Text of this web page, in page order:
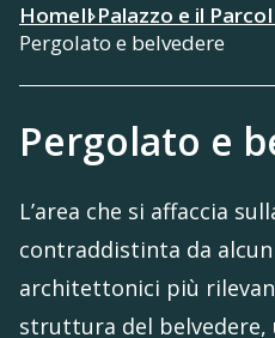
HomeIl Palazzo e il Parco
Pergolato e belvedere
Pergolato e
L’area che si affaccia
contraddistinta da
architettonici più
struttura del belvedere,